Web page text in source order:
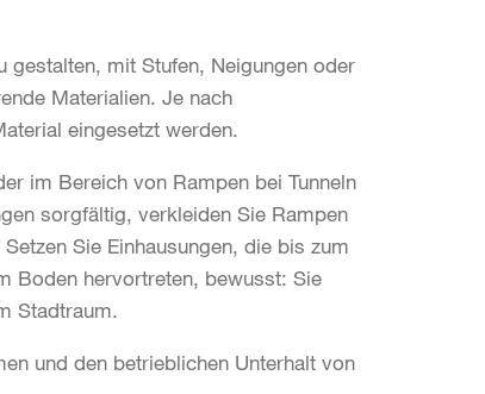
gestalten, mit Stufen, Neigungen oder
Materialien. Je nach
eingesetzt werden.
im Bereich von Rampen bei Tunneln
sorgfältig, verkleiden Sie Rampen
Sie Einhausungen, die bis zum
Boden hervortreten, bewusst: Sie
Stadtraum.
und den betrieblichen Unterhalt von